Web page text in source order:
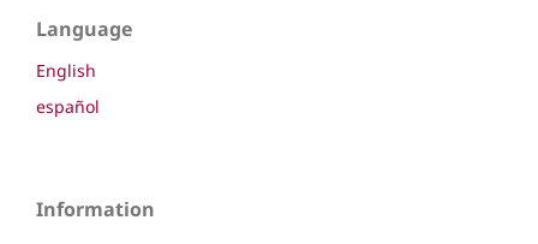
Language
English
español
Information